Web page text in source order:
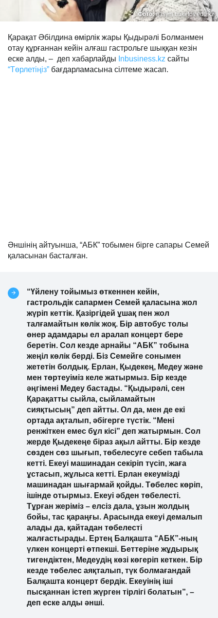
Фото:qasym.buketov.edu.kz
Қарақат Әбілдина өмірлік жары Қыдырәлі Болманмен
отау құрғаннан кейін алғаш гастрольге шыққан кезін
еске алды, – деп хабарлайды Inbusiness.kz сайты
“Төрлетіңіз” бағдарламасына сілтеме жасап.
Әншінің айтуынша, “АБК” тобымен бірге сапары Семей
қаласынан басталған.
“Үйлену тойымыз өткеннен кейін,
гастрольдік сапармен Семей қаласына жол
жүріп кеттік. Қазіргідей ұшақ пен жол
талғамайтын көлік жоқ. Бір автобус толы
өнер адамдары ел аралап концерт бере
беретін. Сол кезде арнайы “АБК” тобына
жеңіл көлік берді. Біз Семейге сонымен
жететін болдық. Ерлан, Қыдекең, Медеу және
мен төртеуіміз келе жатырмыз. Бір кезде
әңгімені Медеу бастады. “Қыдырәлі, сен
Қарақатты сыйла, сыйламайтын
сияқтысың” деп айтты. Ол да, мен де екі
ортада ақталып, әбігерге түстік. “Мені
ренжіткен емес бұл кісі” деп жатырмын. Сол
жерде Қыдекеңе біраз ақыл айтты. Бір кезде
сөзден сөз шығып, төбелесуге себеп табыла
кетті. Екеуі машинадан секіріп түсіп, жаға
ұстасып, жұлыса кетті. Ерлан екеумізді
машинадан шығармай қойды. Төбелес көріп,
ішінде отырмыз. Екеуі әбден төбелесті.
Тұрған жеріміз – елсіз дала, ұзын жолдың
бойы, тас қараңғы. Арасында екеуі демалып
алады да, қайтадан төбелесті
жалғастырады. Ертең Балқашта “АБК”-ның
үлкен концерті өтпекші. Беттеріне жұдырық
тигендіктен, Медеудің көзі көгеріп кеткен. Бір
кезде төбелес аяқталып, түк болмағандай
Балқашта концерт бердік. Екеуінің іші
пысқаннан істеп жүрген тірлігі болатын”, –
деп еске алды әнші.